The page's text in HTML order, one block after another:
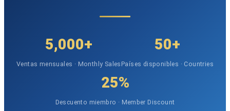
5,000+
Ventas mensuales · Monthly Sales
50+
Países disponibles · Countries
25%
Descuento miembro · Member Discount